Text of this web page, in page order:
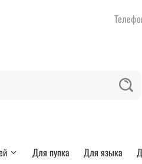
Для пупка Для языка